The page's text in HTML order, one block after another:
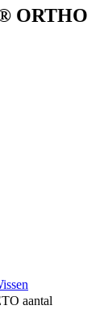
ORTHO
aantal